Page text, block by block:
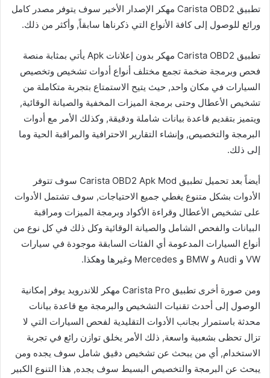
تطبيق Carista OBD2 مهكر الإصدار الأخير سوف يتوفر مصدر كامل
ورائع للوصول إلى كافة الأنواع التي ذكرناها سابقاً, وأكثر من ذلك.
تطبيق Carista OBD2 مهكر بدون إعلانات Apk يأتي بمثابة منصة
فحص وبرمجة ضخمة تجمع مختلف أنواع أدوات تشخيص وتخصيص
السيارات في مكان واحد, حيث يتيح الاستمتاع بتجربة متكاملة من
تشخيص الأعطال وحتى برمجة الميزات المخفية والصيانة الوقائية,
ويتميز بتقديم قاعدة بيانات شاملة ودقيقة, وكذلك الأمر مع أدوات
البرمجة والتخصيص, وإنشاء التقارير الاحترافية والمراقبة الحية وما
إلى ذلك.
أيضاً بعد تحميل تطبيق Carista OBD2 Apk Mod سوف تتوفر
الأدوات بشكل متنوع يغطي جميع الاحتياجات, سوف تشتمل الأدوات
على تشخيص الأعطال وقراءة الأكواد وبرمجة الميزات ومراقبة
البيانات والفحص الشامل والصيانة الوقائية وكل ذلك في كل نوع من
أنواع السيارات المدعومة أي الفئات السابقة موجودة في سيارات
VW و Audi و BMW و Mercedes وغيرها وهكذا.
ومن صورة أخرى تطبيق Carista Pro مهكر للاندرويد يوفر إمكانية
الوصول إلى أحدث تقنيات التشخيص والبرمجة مع قاعدة بيانات
محدثة باستمرار بجانب الأدوات التقليدية لفحص السيارات التي لا
تزال تحظى بشعبية واسعة, ذلك الأمر يخلق توازن رائع في تجربة
الاستخدام, أي من يبحث عن تشخيص دقيق شامل سوف يجده ومن
يبحث عن البرمجة والتخصيص البسيط سوف يجده, هذا التنوع الكبير